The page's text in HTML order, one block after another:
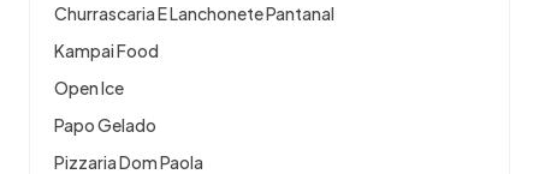
Churrascaria E Lanchonete Pantanal
Kampai Food
Open Ice
Papo Gelado
Pizzaria Dom Paola